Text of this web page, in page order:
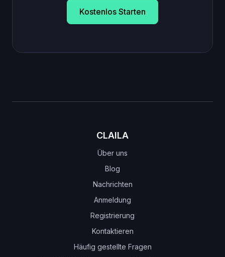
Kostenlos Starten
CLAILA
Über uns
Blog
Nachrichten
Anmeldung
Registrierung
Kontaktieren
Häufig gestellte Fragen